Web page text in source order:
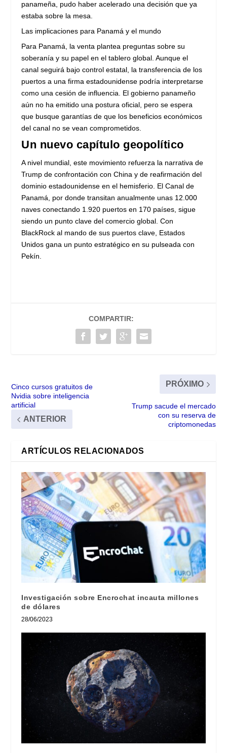
panameña, pudo haber acelerado una decisión que ya
estaba sobre la mesa.
Las implicaciones para Panamá y el mundo
Para Panamá, la venta plantea preguntas sobre su
soberanía y su papel en el tablero global. Aunque el
canal seguirá bajo control estatal, la transferencia de los
puertos a una firma estadounidense podría interpretarse
como una cesión de influencia. El gobierno panameño
aún no ha emitido una postura oficial, pero se espera
que busque garantías de que los beneficios económicos
del canal no se vean comprometidos.
Un nuevo capítulo geopolítico
A nivel mundial, este movimiento refuerza la narrativa de
Trump de confrontación con China y de reafirmación del
dominio estadounidense en el hemisferio. El Canal de
Panamá, por donde transitan anualmente unas 12.000
naves conectando 1.920 puertos en 170 países, sigue
siendo un punto clave del comercio global. Con
BlackRock al mando de sus puertos clave, Estados
Unidos gana un punto estratégico en su pulseada con
Pekín.
COMPARTIR:
Cinco cursos gratuitos de
Nvidia sobre inteligencia
artificial
ANTERIOR
PRÓXIMO
Trump sacude el mercado
con su reserva de
criptomonedas
ARTÍCULOS RELACIONADOS
Investigación sobre Encrochat incauta millones
de dólares
28/06/2023